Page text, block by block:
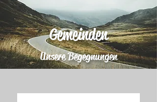
Gemeinden
Unsere Begegnungen